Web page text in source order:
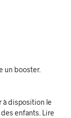
un booster.
à disposition le
enfants. Lire